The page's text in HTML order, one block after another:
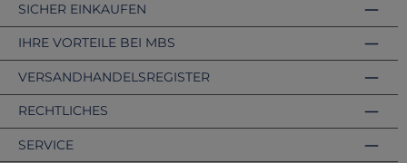
VERSANDHANDELSREGISTER
SICHER EINKAUFEN
IHRE VORTEILE BEI MBS
RECHTLICHES
SERVICE